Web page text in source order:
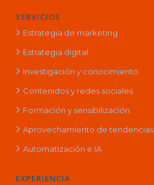
SERVICIOS
Estrategia de marketing
Estrategia digital
Investigación y conocimiento
Contenidos y redes sociales
Formación y sensibilización
Aprovechamiento de tendencias
Automatización e IA
EXPERIENCIA